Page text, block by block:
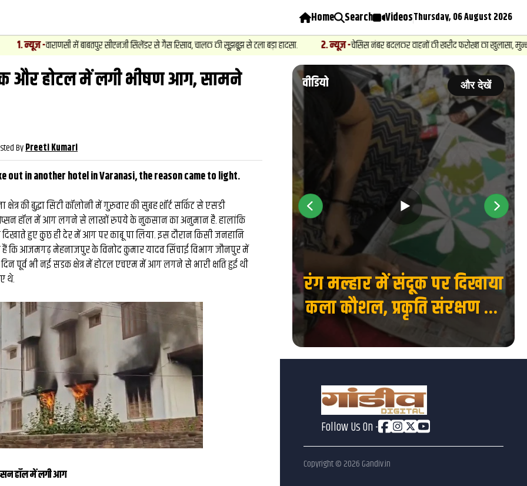
Home Search VideosThursday, 06 August 2026
में बाबतपुर सीएनजी सिलेंडर से गैस रिसाव, चालक की सूझबूझ से टला बड़ा हादसा. 2.न्यूज़-चेसिस नंबर बदलकर वाहनों की खरीद फरोख्‍त का खुलासा, मुन्ना बजरंगी के गुर्गे और
और होटल में लगी भीषण आग, सामने
ByPreeti Kumari
out in another hotel in Varanasi, the reason came to light.
की बुद्धा सिटी कॉलोनी में गुरुवार की सुबह शॉर्ट सर्किट से एसडी
हॉल में आग लगने से लाखों रुपये के नुकसान का अनुमान है. हालांकि
दिखाते हुए कुछ ही देर में आग पर काबू पा लिया. इस दौरान किसी जनहानि
हैं कि आजमगढ़ मेहनाजपुर के विनोद कुमार यादव सिंचाई विभाग जौनपुर में
दिन पूर्व भी नई सडक क्षेत्र में होटल एचएम में आग लगने से भारी क्षति हुई थी
थे.
हॉल में लगी आग
और देखें
घंटे की
लाख की
बने देश
वीडियो
रंग मल्हार में संदूक पर दिखाया
कला कौशल, प्रकृति संरक्षण का
दिया संदेश...
वीडियो और देखें
IIT BHU में बनेगा सेंटर फॉर
इनोवेशन, इंक्यूबेशन एंड
एंटरप्रेन्योरशिप, स्टार्टअप को
मिलेगा नया मंच...
Follow Us On -
Copyright © 2026 Gandiv.in